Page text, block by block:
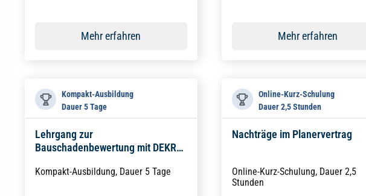
Mehr erfahren Mehr erfahren
Kompakt-Ausbildung
Dauer 5 Tage
Lehrgang zur
Bauschadenbewertung mit DEKRA-
Kompakt-Ausbildung, Dauer 5 Tage
Online-Kurz-Schulung
Dauer 2,5 Stunden
Nachträge im Planervertrag
Online-Kurz-Schulung, Dauer 2,5
Stunden